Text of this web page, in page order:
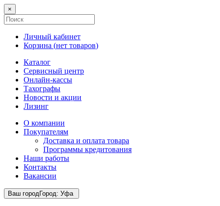
×
Личный кабинет
Корзина (нет товаров)
Каталог
Сервисный центр
Онлайн-кассы
Тахографы
Новости и акции
Лизинг
О компании
Покупателям
Доставка и оплата товара
Программы кредитования
Наши работы
Контакты
Вакансии
Ваш городГород: Уфа